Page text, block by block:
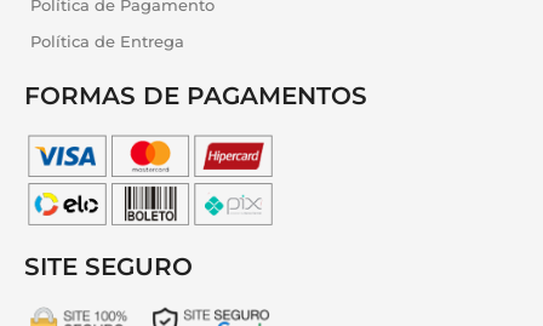
Política de Pagamento
Política de Entrega
FORMAS DE PAGAMENTOS
SITE SEGURO